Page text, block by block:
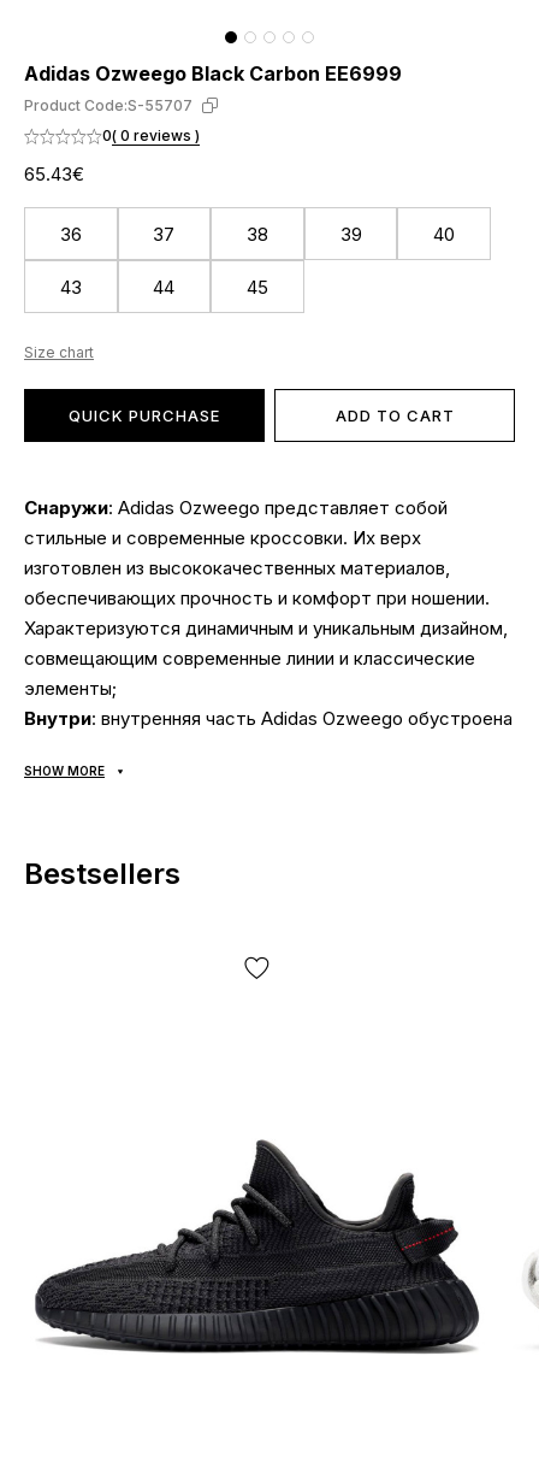
Adidas Ozweego Black Carbon EE6999
Product Code:S-55707
0( 0 reviews )
65.43€
36 37 38 39 40
43 44 45
Size chart
QUICK PURCHASE ADD TO CART
Снаружи: Adidas Ozweego представляет собой
стильные и современные кроссовки. Их верх
изготовлен из высококачественных материалов,
обеспечивающих прочность и комфорт при ношении.
Характеризуются динамичным и уникальным дизайном,
совмещающим современные линии и классические
элементы;
Внутри: внутренняя часть Adidas Ozweego обустроена
мягкой и дышащей подкладкой, которая обеспечивает
позволяют ноге оставаться расслабленной и в
инновационной технологией подошвы, которая
поглащает энергию и ударные нагрузки при движении;
: может использоваться в течение всего
года в зависимости от погодных условий;
Производитель: Adidas.
Все товары доставляются исключительно компанией
SHOW MORE
Bestsellers